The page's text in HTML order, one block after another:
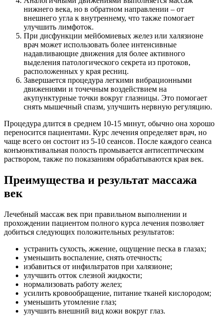
нижнего века, но в обратном направлении – от
внешнего угла к внутреннему, что также помогает
улучшить лимфоток.
При дисфункции мейбомиевых желез или халязионе
врач может использовать более интенсивные
надавливающие движения для более активного
выделения патологического секрета из протоков,
расположенных у края ресниц.
Завершается процедура легкими вибрационными
движениями и точечным воздействием на
акупунктурные точки вокруг глазницы. Это помогает
снять мышечный спазм, улучшить нервную регуляцию.
Процедура длится в среднем 10-15 минут, обычно она хорошо
переносится пациентами. Курс лечения определяет врач, но
чаще всего он состоит из 5-10 сеансов. После каждого сеанса
конъюнктивальная полость промывается антисептическим
раствором, также по показаниям обрабатываются края век.
Преимущества и результат массажа
век
Лечебный массаж век при правильном выполнении и
прохождении пациентом полного курса лечения позволяет
добиться следующих положительных результатов:
устранить сухость, жжение, ощущение песка в глазах;
уменьшить воспаление, снять отечность;
избавиться от инфильтратов при халязионе;
улучшить отток слезной жидкости;
нормализовать работу желез;
усилить кровообращение, питание тканей кислородом;
уменьшить утомление глаз;
улучшить внешний вид кожи вокруг глаз.